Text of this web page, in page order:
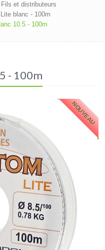
Fils et distributeurs
blanc - 100m
10.5 - 100m
- 100m
NOUVEAU